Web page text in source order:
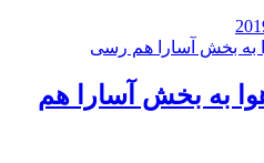
به بخش آسارا هم